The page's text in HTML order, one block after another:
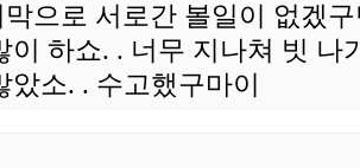
으로 서로간 볼일이 없겠구
이 하쇼. . 너무 지나쳐 빗 나
았소. . 수고했구마이